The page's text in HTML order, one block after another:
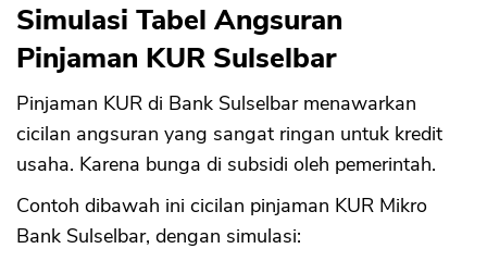
Simulasi Tabel Angsuran
Pinjaman KUR Sulselbar
Pinjaman KUR di Bank Sulselbar menawarkan
cicilan angsuran yang sangat ringan untuk kredit
usaha. Karena bunga di subsidi oleh pemerintah.
Contoh dibawah ini cicilan pinjaman KUR Mikro
Bank Sulselbar, dengan simulasi: